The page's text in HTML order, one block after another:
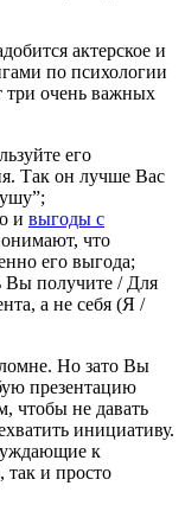
актерское и
по психологии
три очень важных
его
Так он лучше Вас
и выгоды с
что
его выгода;
Вы получите / Для
а не себя (Я /
Но зато Вы
презентацию
чтобы не давать
инициативу.
к
так и просто